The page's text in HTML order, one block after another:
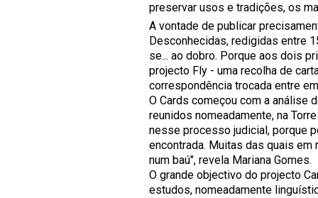
preservar usos e tradições, os
A vontade de publicar
Desconhecidas, redigidas entre
se... ao dobro. Porque aos dois
projecto Fly - uma recolha de
correspondência trocada entre
O Cards começou com a análise
reunidos nomeadamente, na
nesse processo judicial, porque
encontrada. Muitas das quais
num baú", revela Mariana Gomes.
O grande objectivo do projecto
estudos, nomeadamente